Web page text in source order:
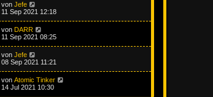
von Jefe
11 Sep 2021 12:18
von DARR
11 Sep 2021 08:25
von Jefe
08 Sep 2021 11:21
von Atomic Tinker
14 Jul 2021 10:30